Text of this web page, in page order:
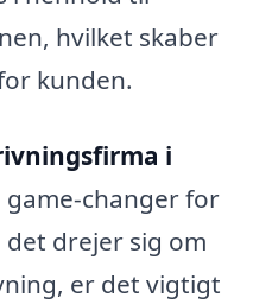
hvilket skaber
kunden.
i
changer for
drejer sig om
er det vigtigt